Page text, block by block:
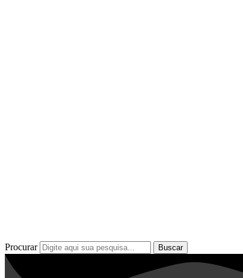
Procurar Buscar